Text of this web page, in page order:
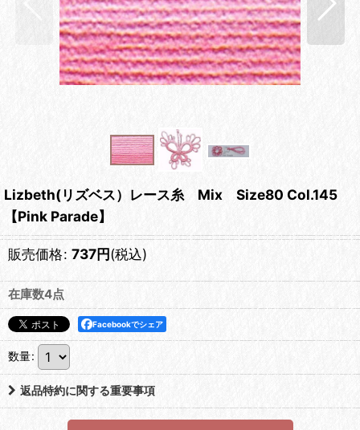
Lizbeth(リズベス）レース糸 Mix Size80 Col.145
【Pink Parade】
販売価格: 737円(税込)
在庫数4点
Facebookでシェア
数量:
返品特約に関する重要事項